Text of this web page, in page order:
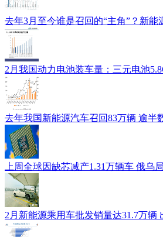
去年3月至今谁是召回的“主角”？新能
2月我国动力电池装车量：三元电池
去年我国新能源汽车召回83万辆 逾半
上周全球因缺芯减产1.31万辆车 俄乌
2月新能源乘用车批发销量达31.7万辆